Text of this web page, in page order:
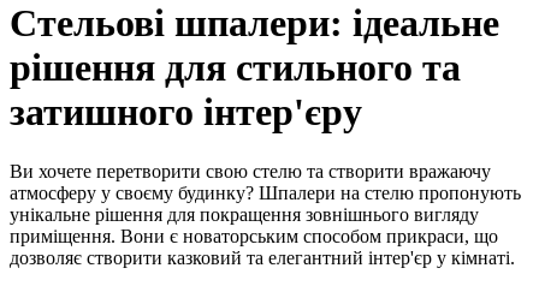
Стельові шпалери: ідеальне
рішення для стильного та
затишного інтер'єру
Ви хочете перетворити свою стелю та створити вражаючу
атмосферу у своєму будинку? Шпалери на стелю пропонують
унікальне рішення для покращення зовнішнього вигляду
приміщення. Вони є новаторським способом прикраси, що
дозволяє створити казковий та елегантний інтер'єр у кімнаті.